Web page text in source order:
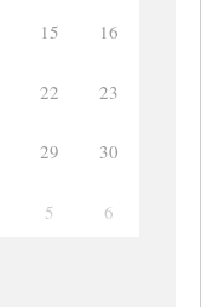
15 16
22 23
29 30
5 6